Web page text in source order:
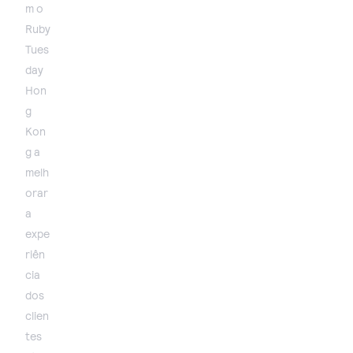
m o
Ruby
Tues
day
Hon
g
Kon
g a
melh
orar
a
expe
riên
cia
dos
clien
tes